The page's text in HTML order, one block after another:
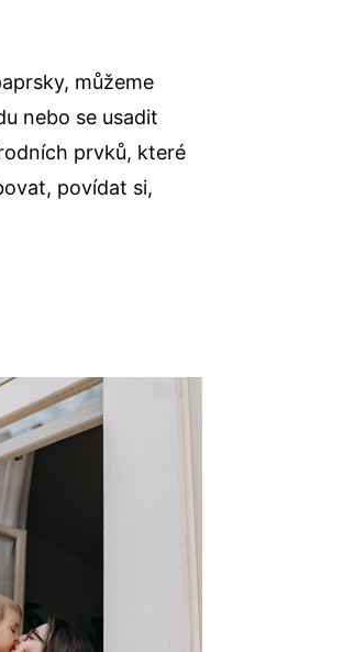
můžeme
nebo se usadit
prvků, které
povídat si,